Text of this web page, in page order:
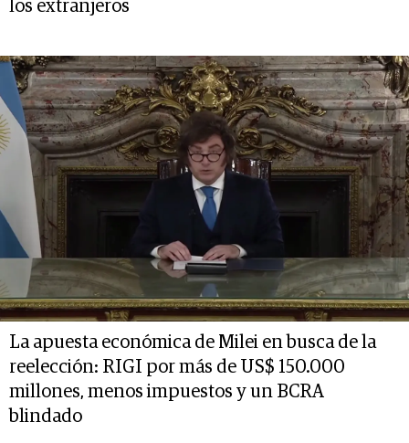
los extranjeros
La apuesta económica de Milei en busca de la
reelección: RIGI por más de US$ 150.000
millones, menos impuestos y un BCRA
blindado